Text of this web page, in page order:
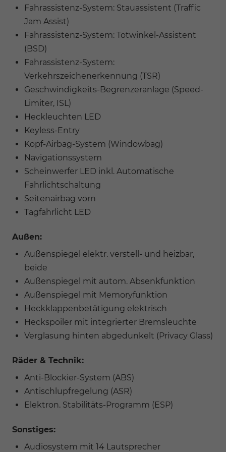
Fahrassistenz-System: Stauassistent (Traffic
Jam Assist)
Fahrassistenz-System: Totwinkel-Assistent
(BSD)
Fahrassistenz-System:
Verkehrszeichenerkennung (TSR)
Geschwindigkeits-Begrenzeranlage (Speed-
Limiter, ISL)
Heckleuchten LED
Keyless-Entry
Kopf-Airbag-System (Windowbag)
Navigationssystem
Scheinwerfer LED inkl. Automatische
Fahrlichtschaltung
Seitenairbag vorn
Tagfahrlicht LED
Außen:
Außenspiegel elektr. verstell- und heizbar,
beide
Außenspiegel mit autom. Absenkfunktion
Außenspiegel mit Memoryfunktion
Heckklappenbetätigung elektrisch
Heckspoiler mit integrierter Bremsleuchte
Verglasung hinten abgedunkelt (Privacy Glass)
Räder & Technik:
Anti-Blockier-System (ABS)
Antischlupfregelung (ASR)
Elektron. Stabilitäts-Programm (ESP)
Sonstiges:
Audiosystem mit 14 Lautsprecher